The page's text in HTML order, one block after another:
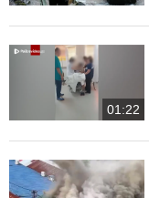
01:22